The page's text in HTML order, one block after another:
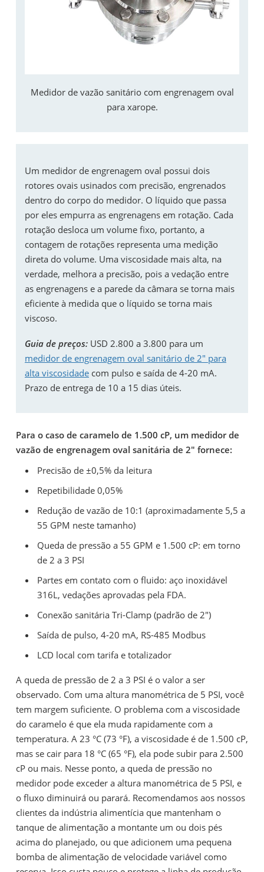
Medidor de vazão sanitário com engrenagem oval
para xarope.
Um medidor de engrenagem oval possui dois
rotores ovais usinados com precisão, engrenados
dentro do corpo do medidor. O líquido que passa
por eles empurra as engrenagens em rotação. Cada
rotação desloca um volume fixo, portanto, a
contagem de rotações representa uma medição
direta do volume. Uma viscosidade mais alta, na
verdade, melhora a precisão, pois a vedação entre
as engrenagens e a parede da câmara se torna mais
eficiente à medida que o líquido se torna mais
viscoso.
Guia de preços: USD 2.800 a 3.800 para um
medidor de engrenagem oval sanitário de 2" para
alta viscosidade com pulso e saída de 4-20 mA.
Prazo de entrega de 10 a 15 dias úteis.
Para o caso de caramelo de 1.500 cP, um medidor de
vazão de engrenagem oval sanitária de 2" fornece:
Precisão de ±0,5% da leitura
Repetibilidade 0,05%
Redução de vazão de 10:1 (aproximadamente 5,5 a
55 GPM neste tamanho)
Queda de pressão a 55 GPM e 1.500 cP: em torno
de 2 a 3 PSI
Partes em contato com o fluido: aço inoxidável
316L, vedações aprovadas pela FDA.
Conexão sanitária Tri-Clamp (padrão de 2")
Saída de pulso, 4-20 mA, RS-485 Modbus
LCD local com tarifa e totalizador
A queda de pressão de 2 a 3 PSI é o valor a ser
observado. Com uma altura manométrica de 5 PSI, você
tem margem suficiente. O problema com a viscosidade
do caramelo é que ela muda rapidamente com a
temperatura. A 23 °C (73 °F), a viscosidade é de 1.500 cP,
mas se cair para 18 °C (65 °F), ela pode subir para 2.500
cP ou mais. Nesse ponto, a queda de pressão no
medidor pode exceder a altura manométrica de 5 PSI, e
o fluxo diminuirá ou parará. Recomendamos aos nossos
clientes da indústria alimentícia que mantenham o
tanque de alimentação a montante um ou dois pés
acima do planejado, ou que adicionem uma pequena
bomba de alimentação de velocidade variável como